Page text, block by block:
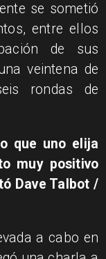
se sometió
entre ellos
de sus
veintena de
rondas de
que uno elija
muy positivo
Dave Talbot /
a cabo en